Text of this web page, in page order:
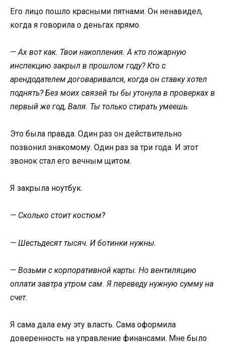
Его лицо пошло красными пятнами. Он ненавидел,
когда я говорила о деньгах прямо.
— Ах вот как. Твои накопления. А кто пожарную
инспекцию закрыл в прошлом году? Кто с
арендодателем договаривался, когда он ставку хотел
поднять? Без моих связей ты бы утонула в проверках в
первый же год, Валя. Ты только стирать умеешь.
Это была правда. Один раз он действительно
позвонил знакомому. Один раз за три года. И этот
звонок стал его вечным щитом.
Я закрыла ноутбук.
— Сколько стоит костюм?
— Шестьдесят тысяч. И ботинки нужны.
— Возьми с корпоративной карты. Но вентиляцию
оплати завтра утром сам. Я переведу нужную сумму на
счет.
Я сама дала ему эту власть. Сама оформила
доверенность на управление финансами. Мне было